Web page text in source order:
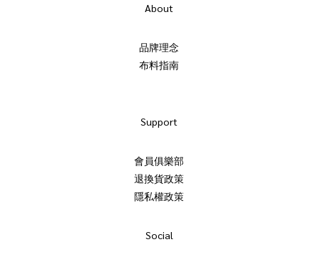
About
品牌理念
布料指南
Support
會員俱樂部
退換貨政策
隱私權政策
Social